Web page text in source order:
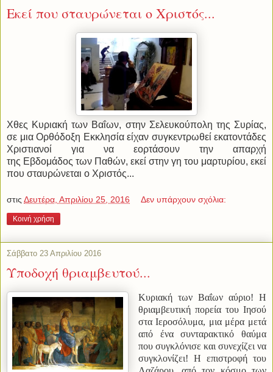
Εκεί που σταυρώνεται ο Χριστός...
Χθες Κυριακή των Βαΐων, στην Σελευκούπολη της Συρίας,
σε μια Ορθόδοξη Εκκλησία είχαν συγκεντρωθεί εκατοντάδες
Χριστιανοί για να εορτάσουν την απαρχή
της Εβδομάδος των Παθών, εκεί στην γη του μαρτυρίου, εκεί
που σταυρώνεται ο Χριστός...
στις Δευτέρα, Απριλίου 25, 2016 Δεν υπάρχουν σχόλια:
Κοινή χρήση
Σάββατο 23 Απριλίου 2016
Υποδοχή θριαμβευτού...
Κυριακή των Βαΐων αύριο! Η
θριαμβευτική πορεία του Ιησού
στα Ιεροσόλυμα, μια μέρα μετά
από ένα συνταρακτικό θαύμα
που συγκλόνισε και συνεχίζει να
συγκλονίζει! Η επιστροφή του